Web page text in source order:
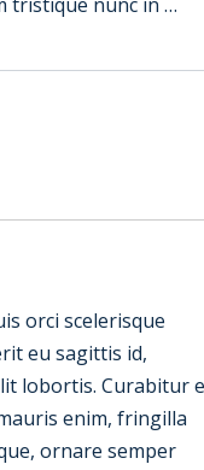
orci scelerisque
eu sagittis id,
lobortis. Curabitur
enim, fringilla
ornare semper